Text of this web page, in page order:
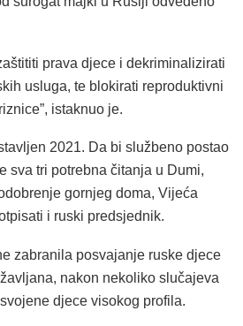
prava djece i dekriminalizirati
usluga, te blokirati reproduktivni
istaknuo je.
2021. Da bi službeno postao
sva tri potrebna čitanja u Dumi,
gornjeg doma, Vijeća
i ruski predsjednik.
zabranila posvajanje ruske djece
nakon nekoliko slučajeva
djece visokog profila.